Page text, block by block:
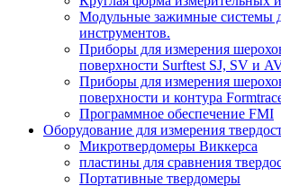
Модульные зажимные системы
инструментов.
Приборы для измерения
поверхности Surftest SJ, SV и
Приборы для измерения
поверхности и контура
Программное обеспечение FMI
Оборудование для измерения
Микротвердомеры Виккерса
пластины для сравнения
Портативные твердомеры